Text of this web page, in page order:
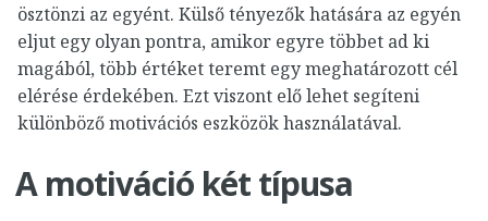
ösztönzi az egyént. Külső tényezők hatására az egyén
eljut egy olyan pontra, amikor egyre többet ad ki
magából, több értéket teremt egy meghatározott cél
elérése érdekében. Ezt viszont elő lehet segíteni
különböző motivációs eszközök használatával.
A motiváció két típusa